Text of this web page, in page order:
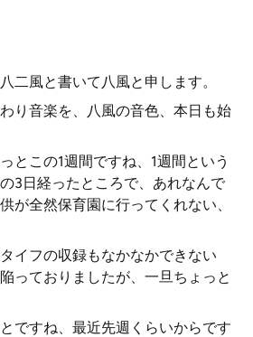
二風と書いて八風と申します。
り音楽を、八風の音色、本日も始
とこの1週間ですね、1週間という
3日経ったところで、あれなんで
が全然保育園に行ってくれない、
イフの収録もなかなかできない
っておりましたが、一旦ちょっと
ですね、最近先週くらいからです